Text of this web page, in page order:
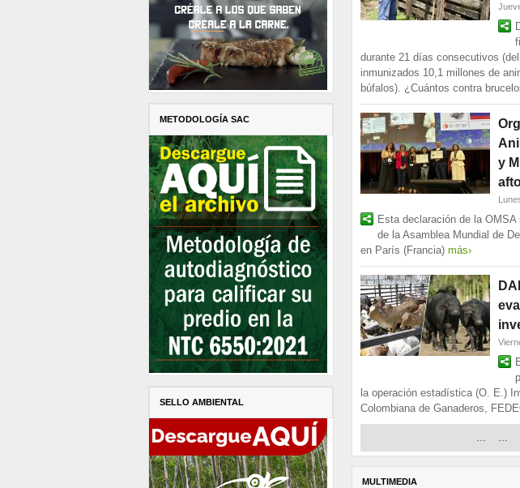
METODOLOGÍA SAC
SELLO AMBIENTAL
durante 21 días consecutivos
inmunizados 10,1 millones de
búfalos). ¿Cuántos contra
y
Esta declaración de la
de la Asamblea Mundial de
en París (Francia) más›
la operación estadística (O. E.)
Colombiana de Ganaderos,
Páginas … …
MULTIMEDIA